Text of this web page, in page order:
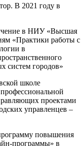
В 2021 году в
в НИУ «Высшая
«Практики работы с
в
систем городов»
школе
проектами
управленцев –
повышения
программы» в